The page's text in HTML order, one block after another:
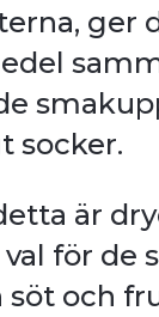
ger
socker.
är
för de
söt och